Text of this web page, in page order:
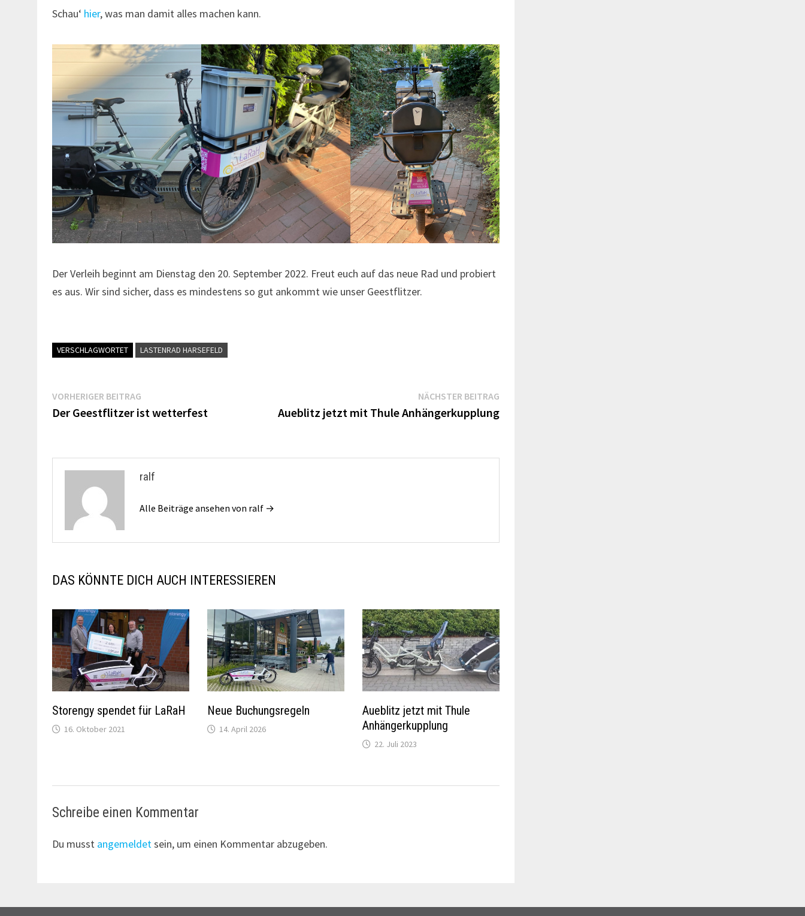
Schau‘ hier, was man damit alles machen kann.
Der Verleih beginnt am Dienstag den 20. September 2022. Freut euch auf das neue Rad und probiert
es aus. Wir sind sicher, dass es mindestens so gut ankommt wie unser Geestflitzer.
VERSCHLAGWORTET LASTENRAD HARSEFELD
Beitragsnavigation
VORHERIGER BEITRAG
Beitrag:
Der Geestflitzer ist wetterfest
NÄCHSTER BEITRAG
Beitrag:
Aueblitz jetzt mit Thule Anhängerkupplung
ralf
Alle Beiträge ansehen von ralf →
DAS KÖNNTE DICH AUCH INTERESSIEREN
Storengy spendet für LaRaH
16. Oktober 2021
Neue Buchungsregeln
14. April 2026
Aueblitz jetzt mit Thule
Anhängerkupplung
22. Juli 2023
Schreibe einen Kommentar
Du musst angemeldetsein, um einen Kommentar abzugeben.